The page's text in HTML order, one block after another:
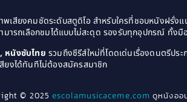
พเสียงคมชัดระดับสตูดิโอ สำหรับใครที่ชอบหนังฝรั่ง
ารถเลือกชมได้แบบไม่สะดุด รองรับทุกอุปกรณ์ ทั้งมื
หนังซับไทย รวมถึงซีรีส์ใหม่ที่โดดเด่นเรื่องดนตรีป
ยงได้ทันทีไม่ต้องสมัครสมาชิก
© 2025escolamusicaceme.com ดูหนังออ